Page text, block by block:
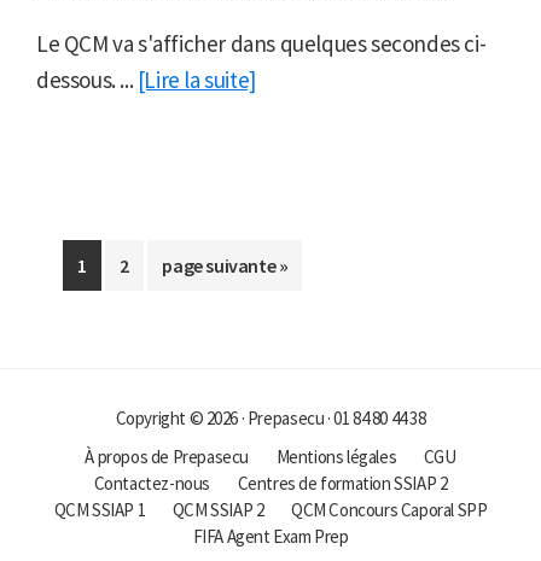
Le QCM va s'afficher dans quelques secondes ci-
dessous. ... [Lire la suite]
Aller
à
1
Aller
2
Aller
page suivante »
Copyright © 2026 · Prepasecu · 01 84 80 44 38
À propos de Prepasecu
Mentions légales
CGU
Contactez-nous
Centres de formation SSIAP 2
QCM SSIAP 1
QCM SSIAP 2
QCM Concours Caporal SPP
FIFA Agent Exam Prep